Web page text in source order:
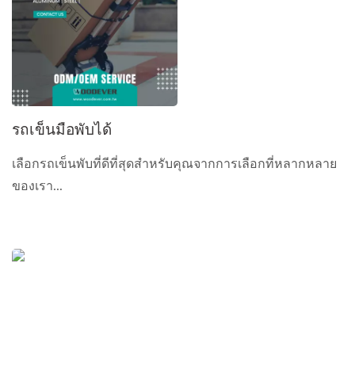
รถเข็นมือพับได้
เลือกรถเข็นพับที่ดีที่สุดสำหรับคุณจากการเลือกที่หลากหลาย
ของเรา...